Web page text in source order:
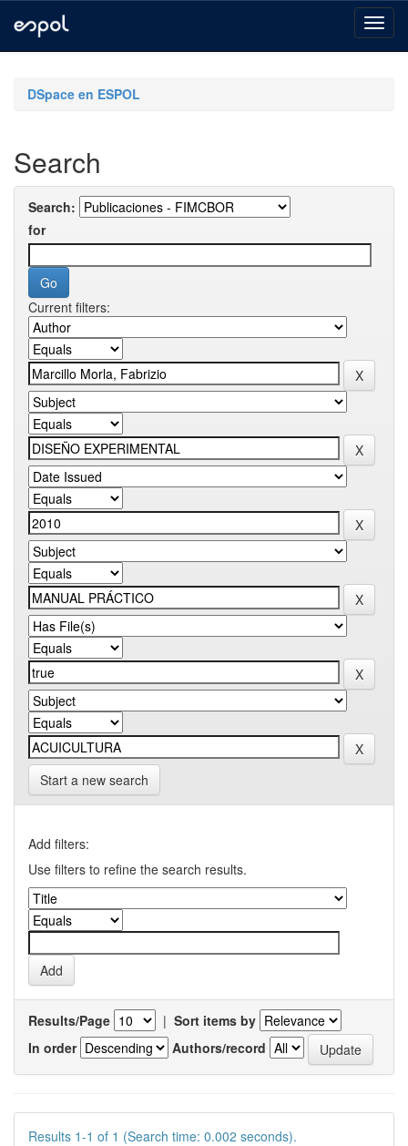
navigationDSpace en ESPOL
Search
Search:
for
Current filters:
Start a new search
Add filters:
Use filters to refine the search results.
Results/Page | Sort items by
In order
Authors/record
Results 1-1 of 1 (Search time: 0.002 seconds).